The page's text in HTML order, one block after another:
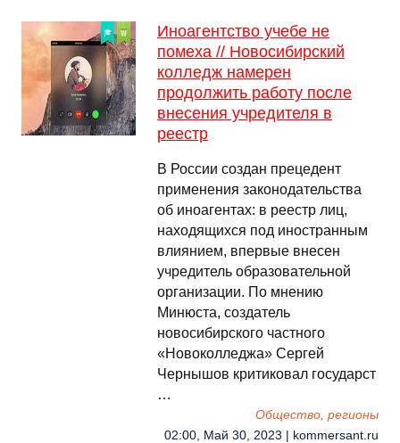
Иноагентство учебе не
помеха // Новосибирский
колледж намерен
продолжить работу после
внесения учредителя в
реестр
В России создан прецедент
применения законодательства
об иноагентах: в реестр лиц,
находящихся под иностранным
влиянием, впервые внесен
учредитель образовательной
организации. По мнению
Минюста, создатель
новосибирского частного
«Новоколледжа» Сергей
Чернышов критиковал государст
…
Общество, регионы
02:00, Май 30, 2023 | kommersant.ru